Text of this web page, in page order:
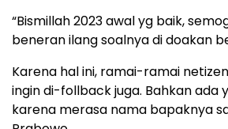
“Bismillah 2023 awal yg baik,
beneran ilang soalnya di doakan
Karena hal ini, ramai-ramai
ingin di-follback juga. Bahkan ada
karena merasa nama bapaknya